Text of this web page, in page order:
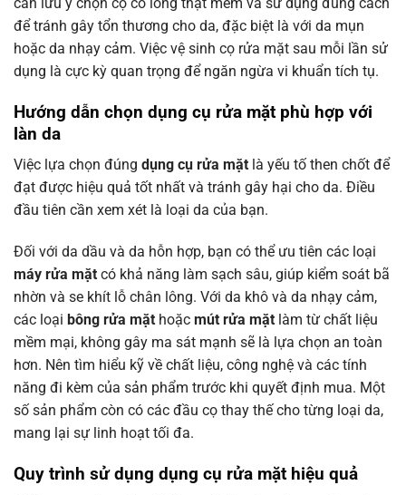
để tránh gây tổn thương cho da, đặc biệt là với da mụn
hoặc da nhạy cảm. Việc vệ sinh cọ rửa mặt sau mỗi lần sử
dụng là cực kỳ quan trọng để ngăn ngừa vi khuẩn tích tụ.
Hướng dẫn chọn dụng cụ rửa mặt phù hợp với
làn da
Việc lựa chọn đúng dụng cụ rửa mặt là yếu tố then chốt để
đạt được hiệu quả tốt nhất và tránh gây hại cho da. Điều
đầu tiên cần xem xét là loại da của bạn.
Đối với da dầu và da hỗn hợp, bạn có thể ưu tiên các loại
máy rửa mặt có khả năng làm sạch sâu, giúp kiểm soát bã
nhờn và se khít lỗ chân lông. Với da khô và da nhạy cảm,
các loại bông rửa mặt hoặc mút rửa mặt làm từ chất liệu
mềm mại, không gây ma sát mạnh sẽ là lựa chọn an toàn
hơn. Nên tìm hiểu kỹ về chất liệu, công nghệ và các tính
năng đi kèm của sản phẩm trước khi quyết định mua. Một
số sản phẩm còn có các đầu cọ thay thế cho từng loại da,
mang lại sự linh hoạt tối đa.
Quy trình sử dụng dụng cụ rửa mặt hiệu quả